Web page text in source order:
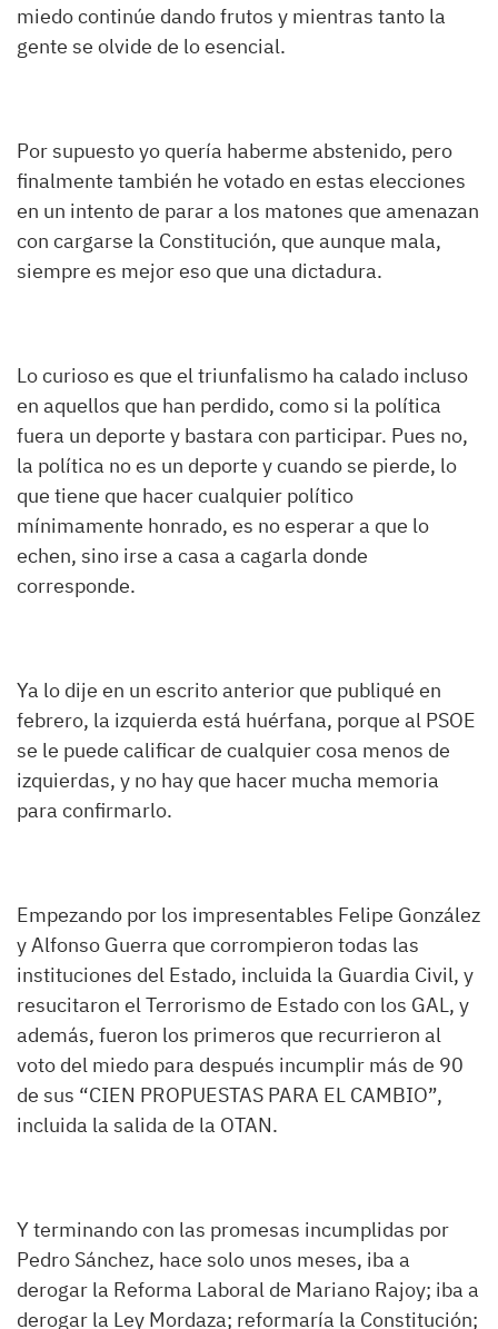
miedo continúe dando frutos y mientras tanto la
gente se olvide de lo esencial.
Por supuesto yo quería haberme abstenido, pero
finalmente también he votado en estas elecciones
en un intento de parar a los matones que amenazan
con cargarse la Constitución, que aunque mala,
siempre es mejor eso que una dictadura.
Lo curioso es que el triunfalismo ha calado incluso
en aquellos que han perdido, como si la política
fuera un deporte y bastara con participar. Pues no,
la política no es un deporte y cuando se pierde, lo
que tiene que hacer cualquier político
mínimamente honrado, es no esperar a que lo
echen, sino irse a casa a cagarla donde
corresponde.
Ya lo dije en un escrito anterior que publiqué en
febrero, la izquierda está huérfana, porque al PSOE
se le puede calificar de cualquier cosa menos de
izquierdas, y no hay que hacer mucha memoria
para confirmarlo.
Empezando por los impresentables Felipe González
y Alfonso Guerra que corrompieron todas las
instituciones del Estado, incluida la Guardia Civil, y
resucitaron el Terrorismo de Estado con los GAL, y
además, fueron los primeros que recurrieron al
voto del miedo para después incumplir más de 90
de sus “CIEN PROPUESTAS PARA EL CAMBIO”,
incluida la salida de la OTAN.
Y terminando con las promesas incumplidas por
Pedro Sánchez, hace solo unos meses, iba a
derogar la Reforma Laboral de Mariano Rajoy; iba a
derogar la Ley Mordaza; reformaría la Constitución;